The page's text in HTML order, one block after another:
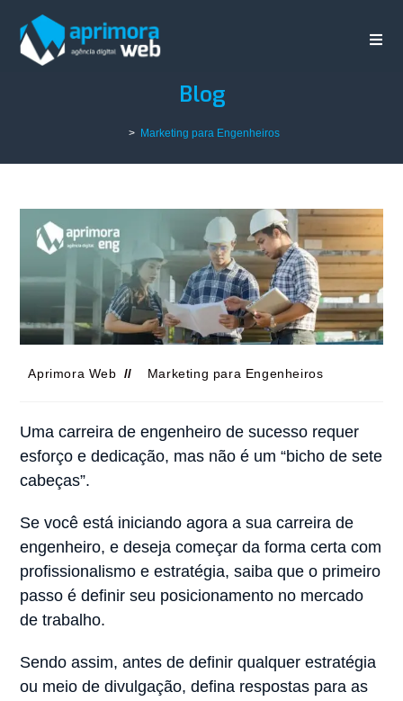
Blog
> Marketing para Engenheiros
Aprimora Web Marketing para Engenheiros
Uma carreira de engenheiro de sucesso requer
esforço e dedicação, mas não é um “bicho de sete
cabeças”.
Se você está iniciando agora a sua carreira de
engenheiro, e deseja começar da forma certa com
profissionalismo e estratégia, saiba que o primeiro
passo é definir seu posicionamento no mercado
de trabalho.
Sendo assim, antes de definir qualquer estratégia
ou meio de divulgação, defina respostas para as